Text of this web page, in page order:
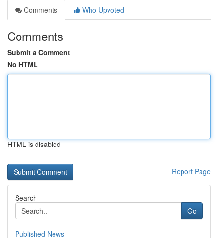
Comments
Who Upvoted
Comments
Submit a Comment
No HTML
HTML is disabled
Report Page
Search
Go
Published News